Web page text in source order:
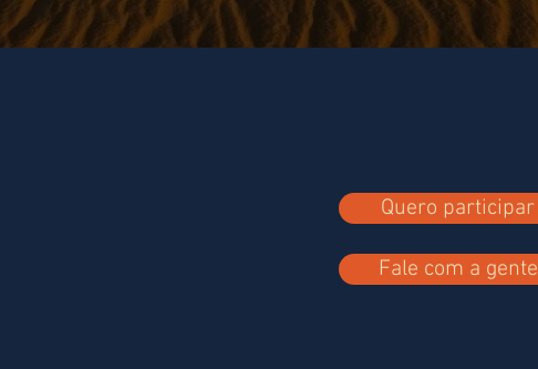
Quero participar
Fale com a gente